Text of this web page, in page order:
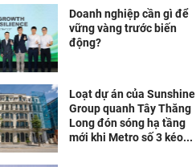
Doanh nghiệp cần gì để
vững vàng trước biến
động?
Loạt dự án của Sunshine
Group quanh Tây Thăng
Long đón sóng hạ tầng
mới khi Metro số 3 kéo...